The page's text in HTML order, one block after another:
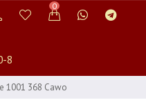
0
8
1001 368 Cawo